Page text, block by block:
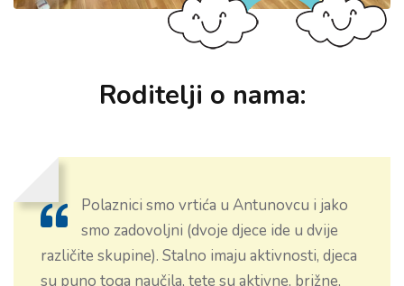
Roditelji o nama:
Polaznici smo vrtića u Antunovcu i jako
smo zadovoljni (dvoje djece ide u dvije
različite skupine). Stalno imaju aktivnosti, djeca
su puno toga naučila, tete su aktivne, brižne,